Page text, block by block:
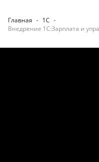
Главная - 1С -
Внедрение 1С:Зарплата и